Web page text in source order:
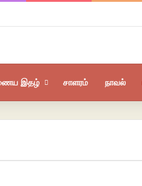
இதழ் சாளரம் நாவல்